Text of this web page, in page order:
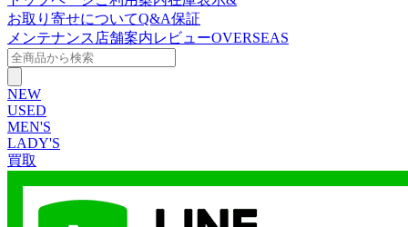
お取り寄せについてQ&A保証
メンテナンス 店舗案内レビューOVERSEAS
NEW
USED
MEN'S
LADY'S
買取